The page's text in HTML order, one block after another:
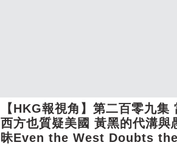
【HKG報視角】第二百零九集
西方也質疑美國 黃黑的代溝與
昧Even the West Doubts the